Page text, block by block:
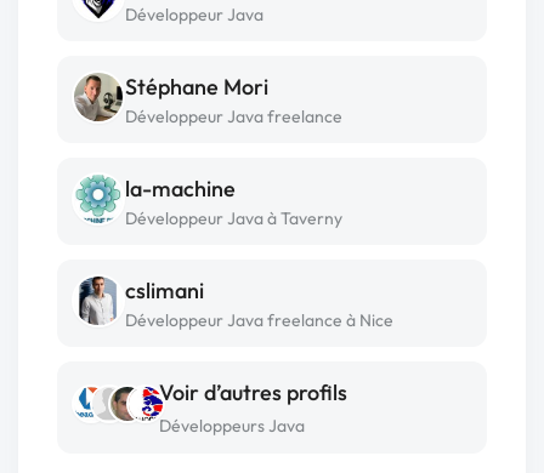
Développeur Java
Stéphane Mori
Développeur Java freelance
la-machine
Développeur Java à Taverny
cslimani
Développeur Java freelance à Nice
Voir d’autres profils
Développeurs Java